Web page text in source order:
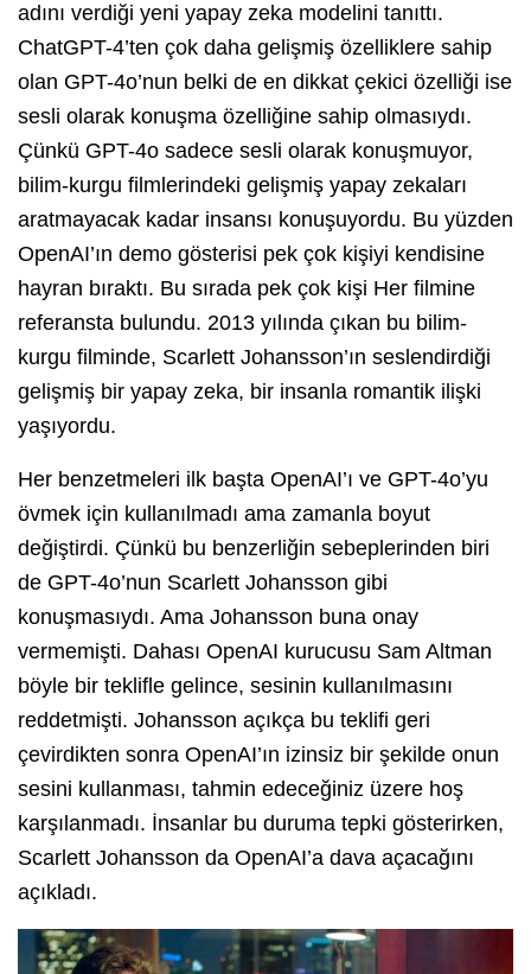
adını verdiği yeni yapay zeka modelini tanıttı.
ChatGPT-4’ten çok daha gelişmiş özelliklere sahip
olan GPT-4o’nun belki de en dikkat çekici özelliği ise
sesli olarak konuşma özelliğine sahip olmasıydı.
Çünkü GPT-4o sadece sesli olarak konuşmuyor,
bilim-kurgu filmlerindeki gelişmiş yapay zekaları
aratmayacak kadar insansı konuşuyordu. Bu yüzden
OpenAI’ın demo gösterisi pek çok kişiyi kendisine
hayran bıraktı. Bu sırada pek çok kişi Her filmine
referansta bulundu. 2013 yılında çıkan bu bilim-
kurgu filminde, Scarlett Johansson’ın seslendirdiği
gelişmiş bir yapay zeka, bir insanla romantik ilişki
yaşıyordu.
Her benzetmeleri ilk başta OpenAI’ı ve GPT-4o’yu
övmek için kullanılmadı ama zamanla boyut
değiştirdi. Çünkü bu benzerliğin sebeplerinden biri
de GPT-4o’nun Scarlett Johansson gibi
konuşmasıydı. Ama Johansson buna onay
vermemişti. Dahası OpenAI kurucusu Sam Altman
böyle bir teklifle gelince, sesinin kullanılmasını
reddetmişti. Johansson açıkça bu teklifi geri
çevirdikten sonra OpenAI’ın izinsiz bir şekilde onun
sesini kullanması, tahmin edeceğiniz üzere hoş
karşılanmadı. İnsanlar bu duruma tepki gösterirken,
Scarlett Johansson da OpenAI’a dava açacağını
açıkladı.